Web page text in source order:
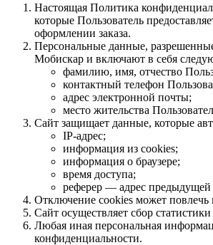
Настоящая Политика
которые Пользователь
оформлении заказа.
Персональные данные,
Мобискар и включают в себя
фамилию, имя, отчество
контактный телефон
адрес электронной почты;
место жительства
Сайт защищает данные, которые
IP-адрес;
информация из cookies;
информация о браузере;
время доступа;
реферер — адрес предыдущей
Отключение cookies может повлечь
Сайт осуществляет сбор
Любая иная персональная
конфиденциальности.